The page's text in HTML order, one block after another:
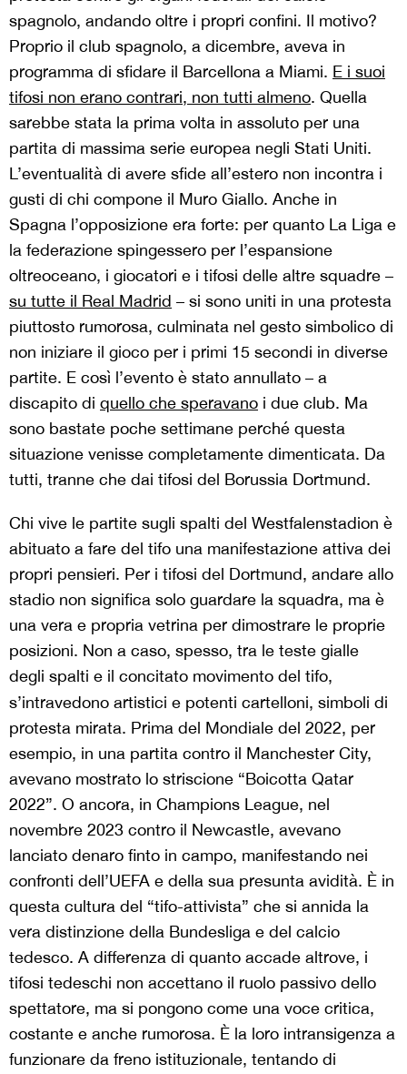
spagnolo, andando oltre i propri confini. Il motivo?
Proprio il club spagnolo, a dicembre, aveva in
programma di sfidare il Barcellona a Miami. E i suoi
tifosi non erano contrari, non tutti almeno. Quella
sarebbe stata la prima volta in assoluto per una
partita di massima serie europea negli Stati Uniti.
L’eventualità di avere sfide all’estero non incontra i
gusti di chi compone il Muro Giallo. Anche in
Spagna l’opposizione era forte: per quanto La Liga e
la federazione spingessero per l’espansione
oltreoceano, i giocatori e i tifosi delle altre squadre –
su tutte il Real Madrid – si sono uniti in una protesta
piuttosto rumorosa, culminata nel gesto simbolico di
non iniziare il gioco per i primi 15 secondi in diverse
partite. E così l’evento è stato annullato – a
discapito di quello che speravano i due club. Ma
sono bastate poche settimane perché questa
situazione venisse completamente dimenticata. Da
tutti, tranne che dai tifosi del Borussia Dortmund.
Chi vive le partite sugli spalti del Westfalenstadion è
abituato a fare del tifo una manifestazione attiva dei
propri pensieri. Per i tifosi del Dortmund, andare allo
stadio non significa solo guardare la squadra, ma è
una vera e propria vetrina per dimostrare le proprie
posizioni. Non a caso, spesso, tra le teste gialle
degli spalti e il concitato movimento del tifo,
s’intravedono artistici e potenti cartelloni, simboli di
protesta mirata. Prima del Mondiale del 2022, per
esempio, in una partita contro il Manchester City,
avevano mostrato lo striscione “Boicotta Qatar
2022”. O ancora, in Champions League, nel
novembre 2023 contro il Newcastle, avevano
lanciato denaro finto in campo, manifestando nei
confronti dell’UEFA e della sua presunta avidità. È in
questa cultura del “tifo-attivista” che si annida la
vera distinzione della Bundesliga e del calcio
tedesco. A differenza di quanto accade altrove, i
tifosi tedeschi non accettano il ruolo passivo dello
spettatore, ma si pongono come una voce critica,
costante e anche rumorosa. È la loro intransigenza a
funzionare da freno istituzionale, tentando di